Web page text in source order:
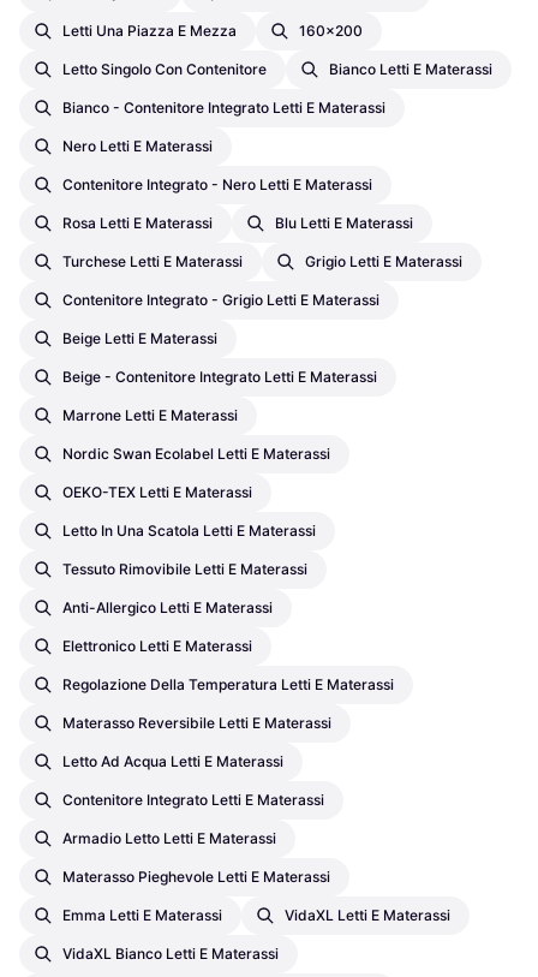
Letti Una Piazza E Mezza 160x200
Letto Singolo Con Contenitore Bianco Letti E Materassi
Bianco - Contenitore Integrato Letti E Materassi
Nero Letti E Materassi
Contenitore Integrato - Nero Letti E Materassi
Rosa Letti E Materassi Blu Letti E Materassi
Turchese Letti E Materassi Grigio Letti E Materassi
Contenitore Integrato - Grigio Letti E Materassi
Beige Letti E Materassi
Beige - Contenitore Integrato Letti E Materassi
Marrone Letti E Materassi
Nordic Swan Ecolabel Letti E Materassi
OEKO-TEX Letti E Materassi
Letto In Una Scatola Letti E Materassi
Tessuto Rimovibile Letti E Materassi
Anti-Allergico Letti E Materassi
Elettronico Letti E Materassi
Regolazione Della Temperatura Letti E Materassi
Materasso Reversibile Letti E Materassi
Letto Ad Acqua Letti E Materassi
Contenitore Integrato Letti E Materassi
Armadio Letto Letti E Materassi
Materasso Pieghevole Letti E Materassi
Emma Letti E Materassi VidaXL Letti E Materassi
VidaXL Bianco Letti E Materassi